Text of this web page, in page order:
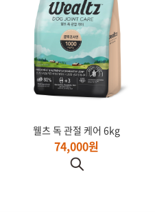
웰츠 독 관절 케어 6kg
74,000원